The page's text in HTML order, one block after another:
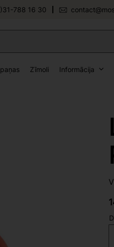
788 16 30
Zīmoli Informācija